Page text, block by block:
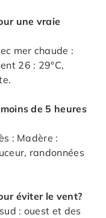
une vraie
mer chaude :
26 : 29°C,
de 5 heures
: Madère :
randonnées
éviter le vent?
: ouest et des